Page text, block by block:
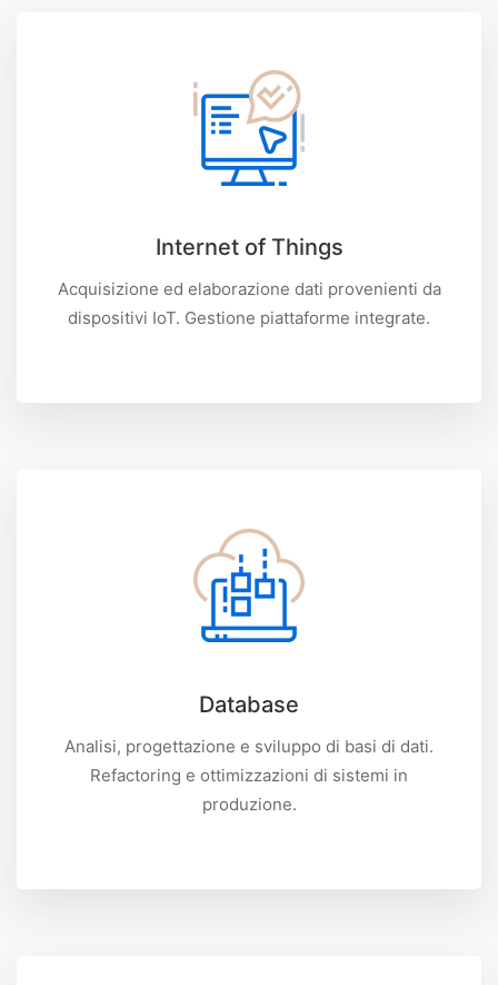
Internet of Things
Acquisizione ed elaborazione dati provenienti da
dispositivi IoT. Gestione piattaforme integrate.
Database
Analisi, progettazione e sviluppo di basi di dati.
Refactoring e ottimizzazioni di sistemi in
produzione.